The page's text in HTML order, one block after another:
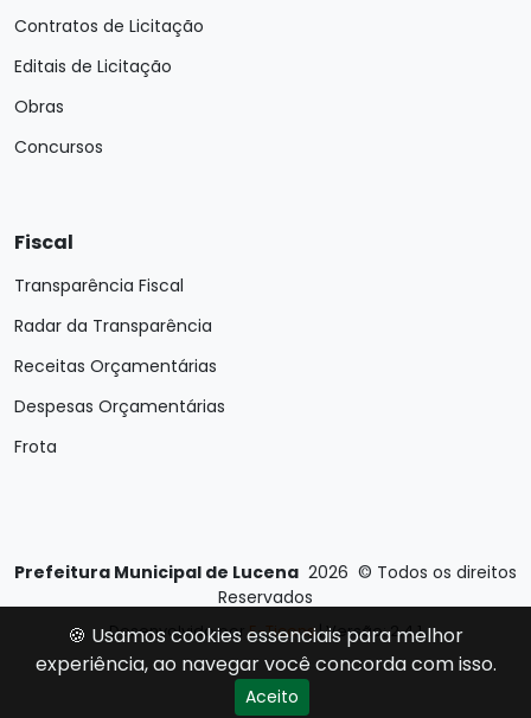
Contratos de Licitação
Editais de Licitação
Obras
Concursos
Fiscal
Transparência Fiscal
Radar da Transparência
Receitas Orçamentárias
Despesas Orçamentárias
Frota
Prefeitura Municipal de Lucena 2026 © Todos os direitos
Reservados
Desenvolvido porE-Ticons| Versão: 2.4.1
🍪 Usamos cookies essenciais para melhor
experiência, ao navegar você concorda com isso.
Aceito